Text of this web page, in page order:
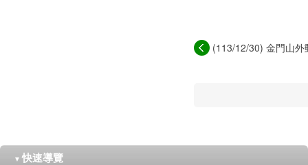
(113/12/30) 金門山
▼ 快速導覽